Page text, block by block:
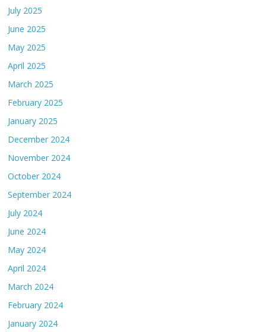
July 2025
June 2025
May 2025
April 2025
March 2025
February 2025
January 2025
December 2024
November 2024
October 2024
September 2024
July 2024
June 2024
May 2024
April 2024
March 2024
February 2024
January 2024